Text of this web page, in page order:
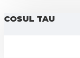
COSUL TAU